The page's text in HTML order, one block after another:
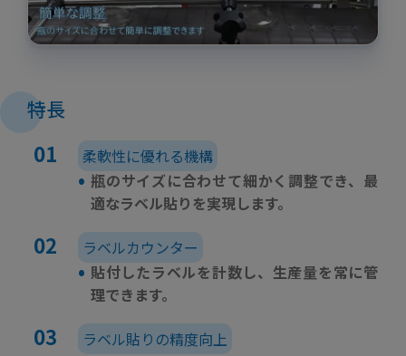
特長
柔軟性に優れる機構
• 瓶のサイズに合わせて細かく調整でき、最
適なラベル貼りを実現します。
ラベルカウンター
• 貼付したラベルを計数し、生産量を常に管
理できます。
ラベル貼りの精度向上